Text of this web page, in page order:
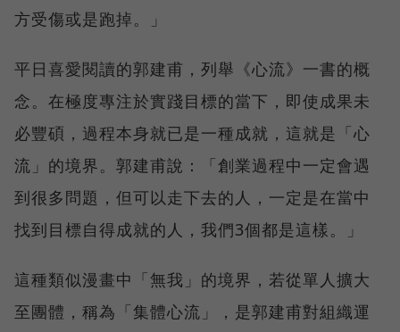
方受傷或是跑掉。」
平日喜愛閱讀的郭建甫，列舉《心流》一書的概
念。在極度專注於實踐目標的當下，即使成果未
必豐碩，過程本身就已是一種成就，這就是「心
流」的境界。郭建甫說：「創業過程中一定會遇
到很多問題，但可以走下去的人，一定是在當中
找到目標自得成就的人，我們3個都是這樣。」
這種類似漫畫中「無我」的境界，若從單人擴大
至團體，稱為「集體心流」，是郭建甫對組織運